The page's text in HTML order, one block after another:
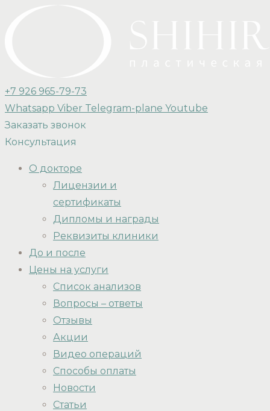
+7 926 965-79-73
Whatsapp Viber Telegram-plane Youtube
Заказать звонок
Консультация
О докторе
Лицензии и
сертификаты
Дипломы и награды
Реквизиты клиники
До и после
Цены на услуги
Список анализов
Вопросы – ответы
Отзывы
Акции
Видео операций
Способы оплаты
Новости
Статьи